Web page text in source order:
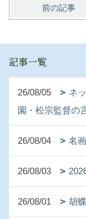
前の記事
記事一覧
26/08/05
ネ
園・松宗監督の
26/08/04 名
26/08/03
26/08/01 胡